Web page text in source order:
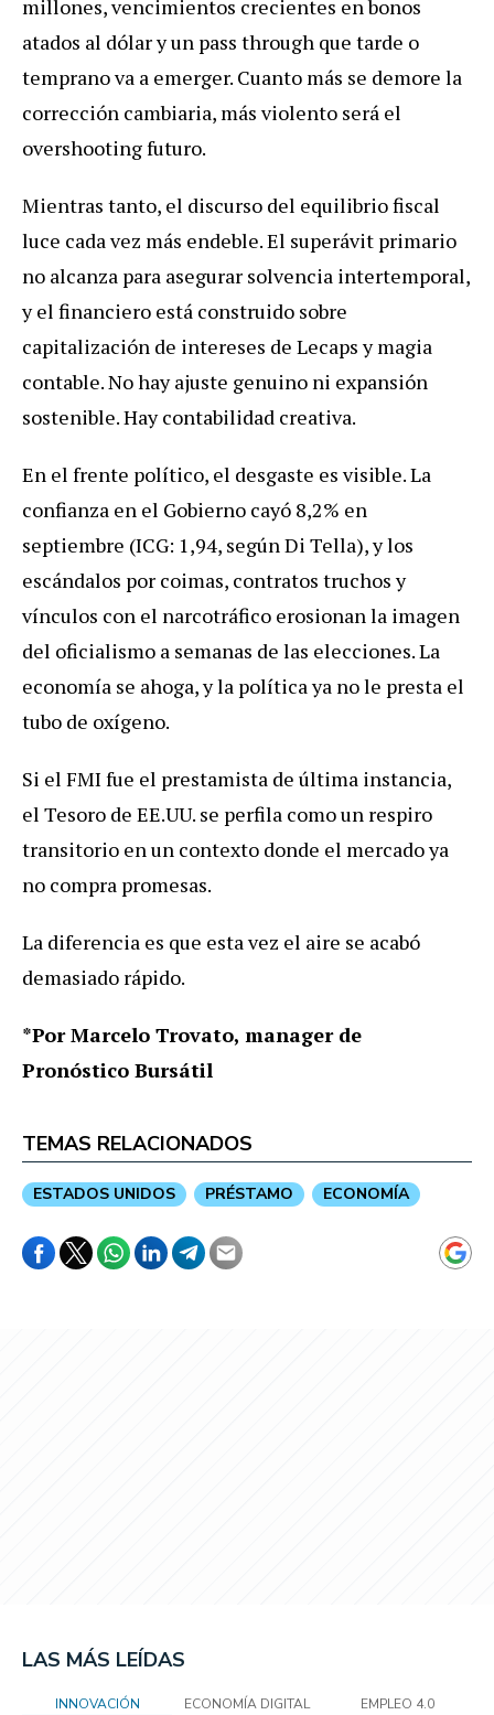
millones, vencimientos crecientes en bonos
atados al dólar y un pass through que tarde o
temprano va a emerger. Cuanto más se demore la
corrección cambiaria, más violento será el
overshooting futuro.
Mientras tanto, el discurso del equilibrio fiscal
luce cada vez más endeble. El superávit primario
no alcanza para asegurar solvencia intertemporal,
y el financiero está construido sobre
capitalización de intereses de Lecaps y magia
contable. No hay ajuste genuino ni expansión
sostenible. Hay contabilidad creativa.
En el frente político, el desgaste es visible. La
confianza en el Gobierno cayó 8,2% en
septiembre (ICG: 1,94, según Di Tella), y los
escándalos por coimas, contratos truchos y
vínculos con el narcotráfico erosionan la imagen
del oficialismo a semanas de las elecciones. La
economía se ahoga, y la política ya no le presta el
tubo de oxígeno.
Si el FMI fue el prestamista de última instancia,
el Tesoro de EE.UU. se perfila como un respiro
transitorio en un contexto donde el mercado ya
no compra promesas.
La diferencia es que esta vez el aire se acabó
demasiado rápido.
*Por Marcelo Trovato, manager de
Pronóstico Bursátil
TEMAS RELACIONADOS
ESTADOS UNIDOS PRÉSTAMO ECONOMÍA
LAS MÁS LEÍDAS
INNOVACIÓN ECONOMÍA DIGITAL EMPLEO 4.0